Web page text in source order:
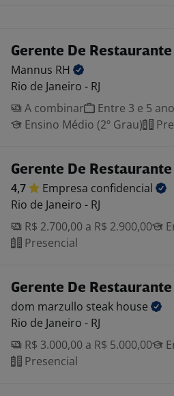
Gerente De Restaurante
Mannus RH
Rio de Janeiro - RJ
A combinar
Entre 3 e 5
Ensino Médio (2º Grau)
Gerente De Restaurante
4,7 Empresa confidencial
Rio de Janeiro - RJ
R$ 2.700,00 a R$ 2.900,00
Presencial
Gerente De Restaurante
dom marzullo steak house
Rio de Janeiro - RJ
R$ 3.000,00 a R$ 5.000,00
Presencial